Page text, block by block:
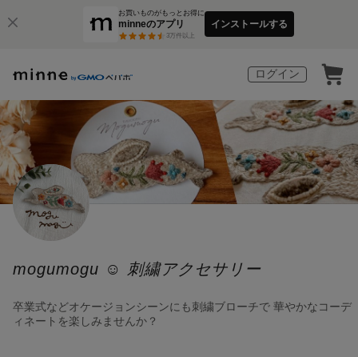
お買いものがもっとお得に
minneのアプリ
3万件以上
インストールする
ログイン
mogumogu ☺︎ 刺繍アクセサリー
卒業式などオケージョンシーンにも刺繍ブローチで 華やかなコーデ
ィネートを楽しみませんか？